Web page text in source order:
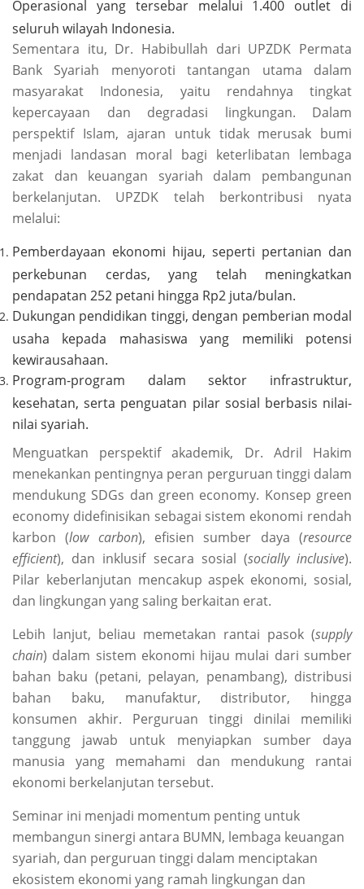
Operasional yang tersebar melalui 1.400 outlet di
seluruh wilayah Indonesia.
Sementara itu, Dr. Habibullah dari UPZDK Permata
Bank Syariah menyoroti tantangan utama dalam
masyarakat Indonesia, yaitu rendahnya tingkat
kepercayaan dan degradasi lingkungan. Dalam
perspektif Islam, ajaran untuk tidak merusak bumi
menjadi landasan moral bagi keterlibatan lembaga
zakat dan keuangan syariah dalam pembangunan
berkelanjutan. UPZDK telah berkontribusi nyata
melalui:
Pemberdayaan ekonomi hijau, seperti pertanian dan
perkebunan cerdas, yang telah meningkatkan
pendapatan 252 petani hingga Rp2 juta/bulan.
Dukungan pendidikan tinggi, dengan pemberian modal
usaha kepada mahasiswa yang memiliki potensi
kewirausahaan.
Program-program dalam sektor infrastruktur,
kesehatan, serta penguatan pilar sosial berbasis nilai-
nilai syariah.
Menguatkan perspektif akademik, Dr. Adril Hakim
menekankan pentingnya peran perguruan tinggi dalam
mendukung SDGs dan green economy. Konsep green
economy didefinisikan sebagai sistem ekonomi rendah
karbon (low carbon), efisien sumber daya (resource
efficient), dan inklusif secara sosial (socially inclusive).
Pilar keberlanjutan mencakup aspek ekonomi, sosial,
dan lingkungan yang saling berkaitan erat.
Lebih lanjut, beliau memetakan rantai pasok (supply
chain) dalam sistem ekonomi hijau mulai dari sumber
bahan baku (petani, pelayan, penambang), distribusi
bahan baku, manufaktur, distributor, hingga
konsumen akhir. Perguruan tinggi dinilai memiliki
tanggung jawab untuk menyiapkan sumber daya
manusia yang memahami dan mendukung rantai
ekonomi berkelanjutan tersebut.
Seminar ini menjadi momentum penting untuk
membangun sinergi antara BUMN, lembaga keuangan
syariah, dan perguruan tinggi dalam menciptakan
ekosistem ekonomi yang ramah lingkungan dan